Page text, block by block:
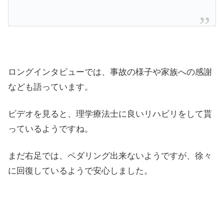
ロングインタビューでは、事故の様子や家族への感謝
なども語っています。
ビデオを見ると、理学療法士に良いリハビリをして貰
っているようですね。
まだ右足では、ペダリング出来ないようですが、徐々
に回復しているようで安心しました。